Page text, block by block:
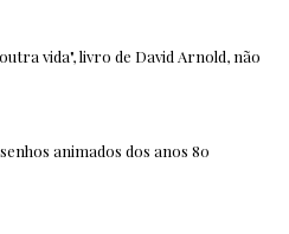
vida", livro de David Arnold, não
animados dos anos 80